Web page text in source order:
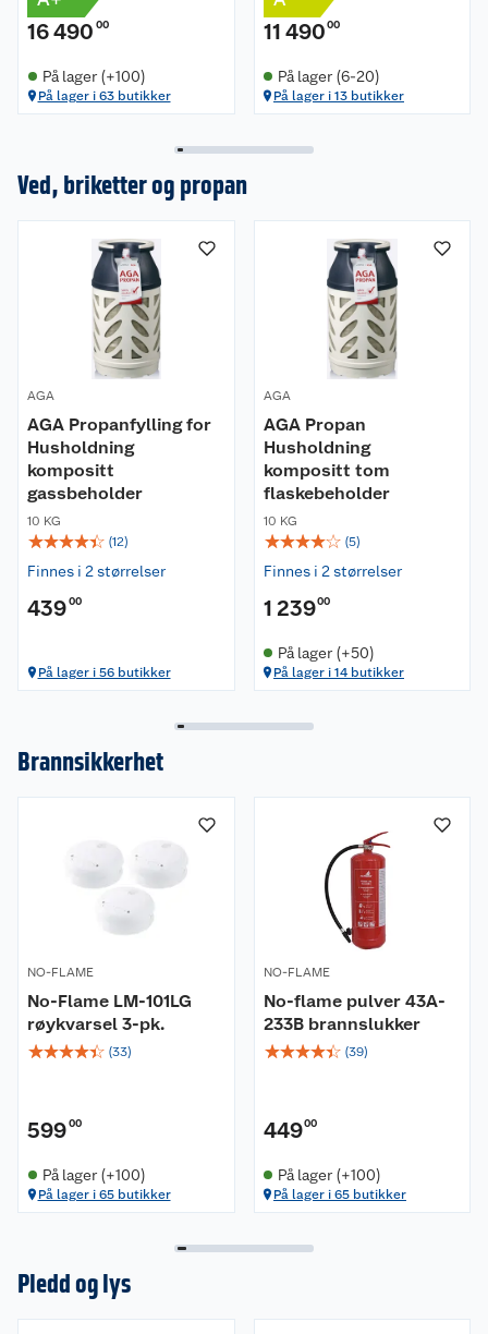
16 490 00
På lager (+100)
På lager i 63 butikker
11 490 00
På lager (6-20)
På lager i 13 butikker
Ved, briketter og propan
AGA
AGA Propanfylling for
Husholdning
kompositt
gassbeholder
10 KG
☆☆☆☆☆ (12)
Finnes i 2 størrelser
43900
På lager i 56 butikker
AGA
AGA Propan
Husholdning
kompositt tom
flaskebeholder
10 KG
☆☆☆☆☆ (5)
Finnes i 2 størrelser
1 23900
På lager (+50)
På lager i 14 butikker
Brannsikkerhet
NO-FLAME
No-Flame LM-101LG
røykvarsel 3-pk.
☆☆☆☆☆ (33)
59900
På lager (+100)
På lager i 65 butikker
NO-FLAME
No-flame pulver 43A-
233B brannslukker
☆☆☆☆☆ (39)
44900
På lager (+100)
På lager i 65 butikker
Pledd og lys